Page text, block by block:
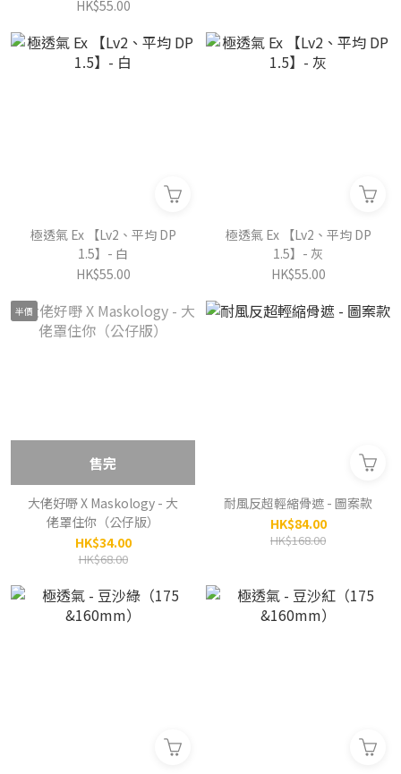
HK$55.00
極透氣 Ex 【Lv2、平均 DP
1.5】- 白
HK$55.00
極透氣 Ex 【Lv2、平均 DP
1.5】- 灰
HK$55.00
半價
售完
大佬好嘢 X Maskology - 大
佬罩住你（公仔版）
HK$34.00
HK$68.00
耐風反超輕縮骨遮 - 圖案款
HK$84.00
HK$168.00